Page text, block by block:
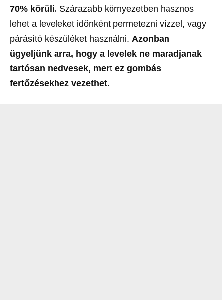
70% körüli. Szárazabb környezetben hasznos
lehet a leveleket időnként permetezni vízzel, vagy
párásító készüléket használni. Azonban
ügyeljünk arra, hogy a levelek ne maradjanak
tartósan nedvesek, mert ez gombás
fertőzésekhez vezethet.